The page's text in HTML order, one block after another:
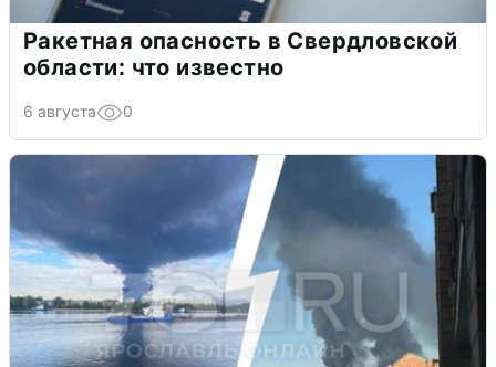
Ракетная опасность в Свердловской
области: что известно
6 августа 0